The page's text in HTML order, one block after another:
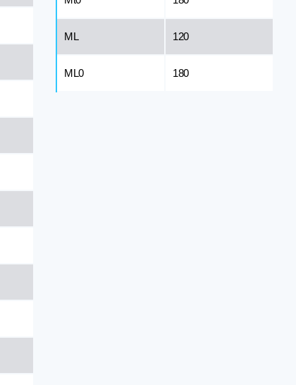
ML 120
ML0 180